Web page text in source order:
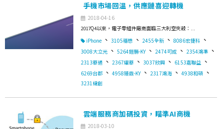
手機市場回溫，供應鏈喜迎轉機
2018-04-16
2017Q4以來，電子零組件廠商面臨三大利空夾殺：...
iPhone 、 3105穩懋 、 2455全新 、 8086宏捷科 、
3008大立光 、 5264鎧勝-KY 、 2474可成 、 2354鴻準 、
2313華通 、 2367燿華 、 3037欣興 、 6153嘉聯益 、
6269台郡 、 4958臻鼎-KY 、 2317鴻海 、 4938和碩 、
3231緯創
雲端服務商加碼投資，瞄準AI商機
2018-03-10